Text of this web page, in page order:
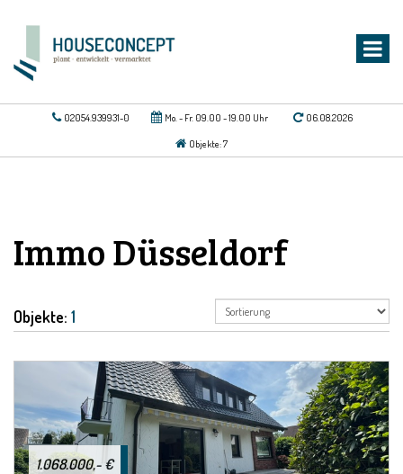
02054.939931-0 Mo. - Fr. 09.00 - 19.00 Uhr 06.08.2026
Objekte: 7
Immo Düsseldorf
Objekte: 1
1.068.000,- €